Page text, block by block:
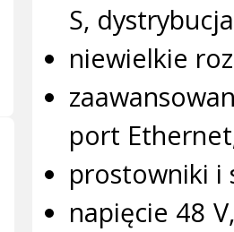
S,
niewielkie
port
prostowniki i
napięcie 48